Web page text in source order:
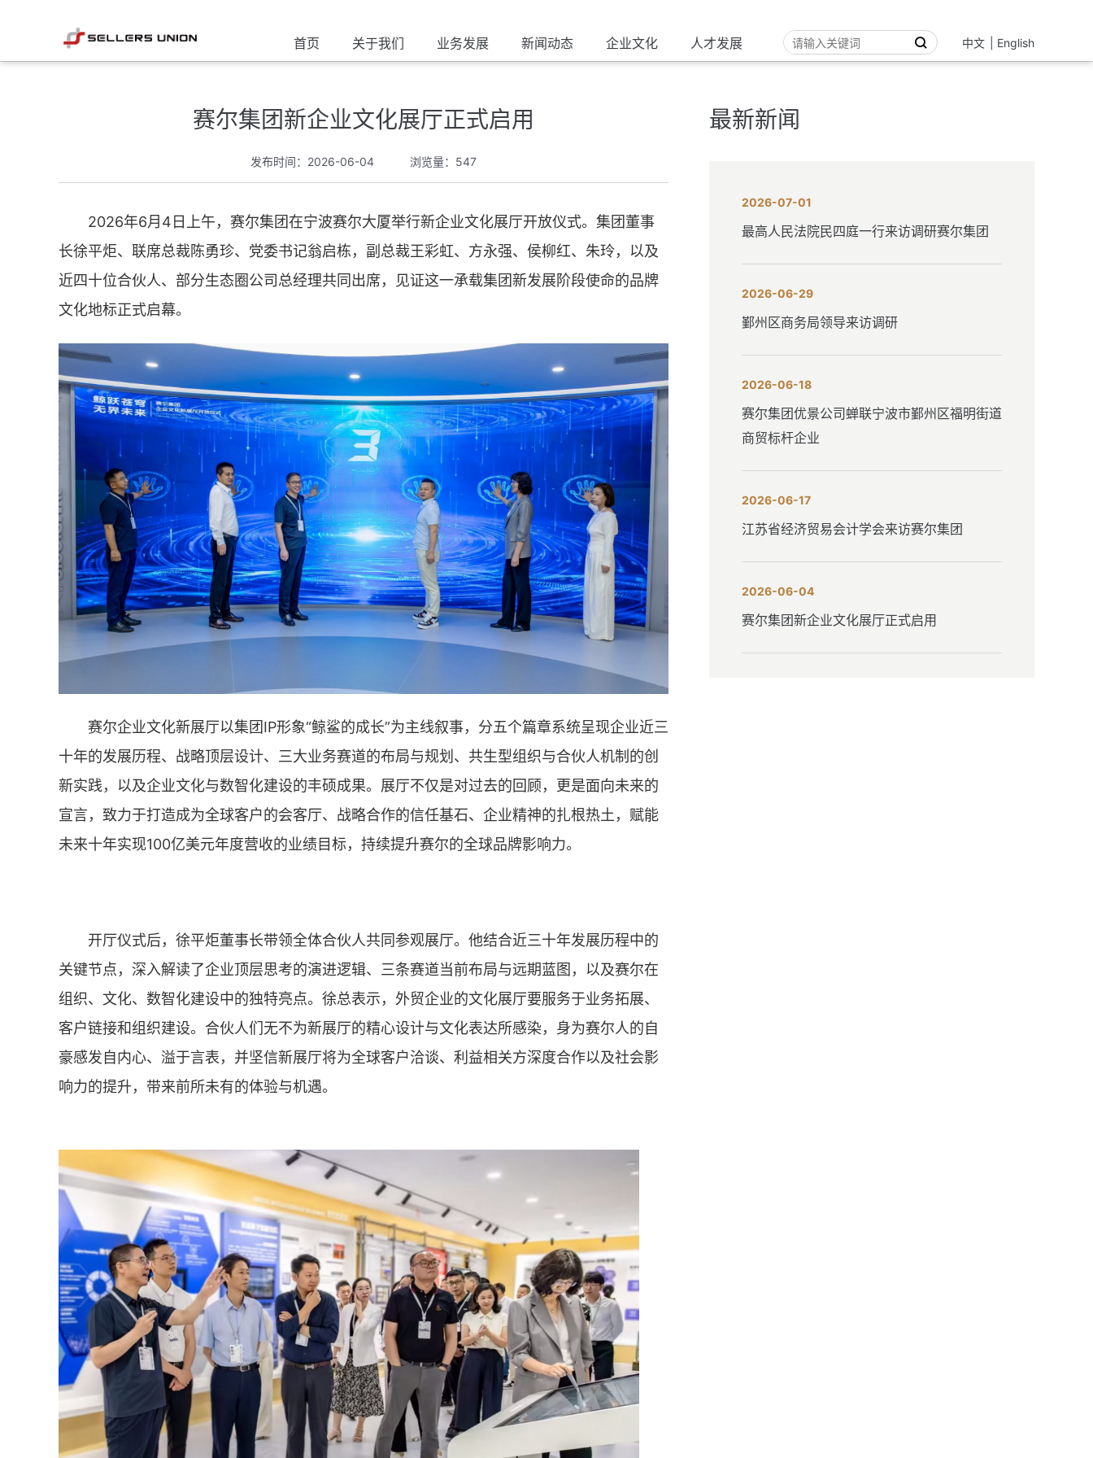
中文 English
首页 关于我们 业务发展 新闻动态 企业文化 人才发展
赛尔集团新企业文化展厅正式启用
发布时间：2026-06-04 浏览量：547
2026年6月4日上午，赛尔集团在宁波赛尔大厦举行新企业文化展厅开放仪式。集团董事
长徐平炬、联席总裁陈勇珍、党委书记翁启栋，副总裁王彩虹、方永强、侯柳红、朱玲，以及
近四十位合伙人、部分生态圈公司总经理共同出席，见证这一承载集团新发展阶段使命的品牌
文化地标正式启幕。
赛尔企业文化新展厅以集团IP形象“鲸鲨的成长”为主线叙事，分五个篇章系统呈现企业近三
十年的发展历程、战略顶层设计、三大业务赛道的布局与规划、共生型组织与合伙人机制的创
新实践，以及企业文化与数智化建设的丰硕成果。展厅不仅是对过去的回顾，更是面向未来的
宣言，致力于打造成为全球客户的会客厅、战略合作的信任基石、企业精神的扎根热土，赋能
未来十年实现100亿美元年度营收的业绩目标，持续提升赛尔的全球品牌影响力。
开厅仪式后，徐平炬董事长带领全体合伙人共同参观展厅。他结合近三十年发展历程中的
关键节点，深入解读了企业顶层思考的演进逻辑、三条赛道当前布局与远期蓝图，以及赛尔在
组织、文化、数智化建设中的独特亮点。徐总表示，外贸企业的文化展厅要服务于业务拓展、
客户链接和组织建设。合伙人们无不为新展厅的精心设计与文化表达所感染，身为赛尔人的自
豪感发自内心、溢于言表，并坚信新展厅将为全球客户洽谈、利益相关方深度合作以及社会影
响力的提升，带来前所未有的体验与机遇。
最新新闻
2026-07-01
最高人民法院民四庭一行来访调研赛尔集团
2026-06-29
鄞州区商务局领导来访调研
2026-06-18
赛尔集团优景公司蝉联宁波市鄞州区福明街道
商贸标杆企业
2026-06-17
江苏省经济贸易会计学会来访赛尔集团
2026-06-04
赛尔集团新企业文化展厅正式启用